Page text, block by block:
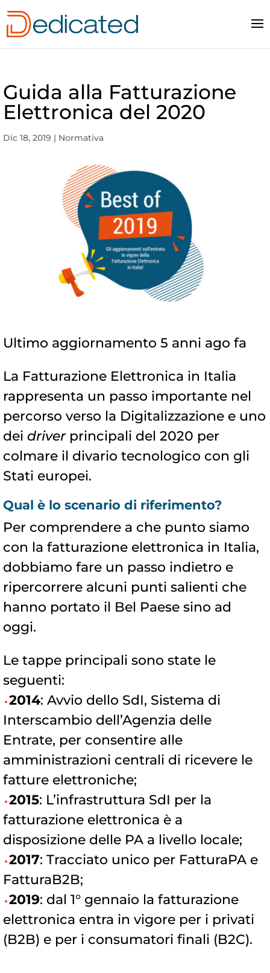
Guida alla Fatturazione
Elettronica del 2020
Dic 18, 2019 | Normativa
Ultimo aggiornamento 5 anni ago fa
La Fatturazione Elettronica in Italia
rappresenta un passo importante nel
percorso verso la Digitalizzazione e uno
dei driverprincipali del 2020 per
colmare il divario tecnologico con gli
Stati europei.
Qual è lo scenario di riferimento?
Per comprendere a che punto siamo
con la fatturazione elettronica in Italia,
dobbiamo fare un passo indietro e
ripercorrere alcuni punti salienti che
hanno portato il Bel Paese sino ad
oggi.
Le tappe principali sono state le
seguenti:
2014: Avvio dello SdI, Sistema di
Interscambio dell’Agenzia delle
Entrate, per consentire alle
amministrazioni centrali di ricevere le
fatture elettroniche;
2015: L’infrastruttura SdI per la
fatturazione elettronica è a
disposizione delle PA a livello locale;
2017: Tracciato unico per FatturaPA e
FatturaB2B;
2019: dal 1° gennaio la fatturazione
elettronica entra in vigore per i privati
(B2B) e per i consumatori finali (B2C).